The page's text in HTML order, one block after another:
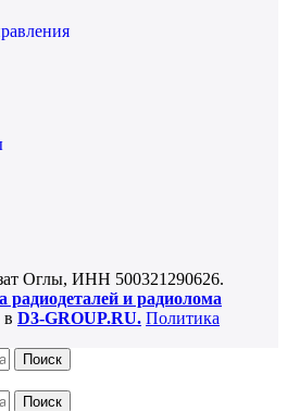
Оглы, ИНН 500321290626.
и радиолома
в D3-GROUP.RU. Политика
Поиск
Поиск